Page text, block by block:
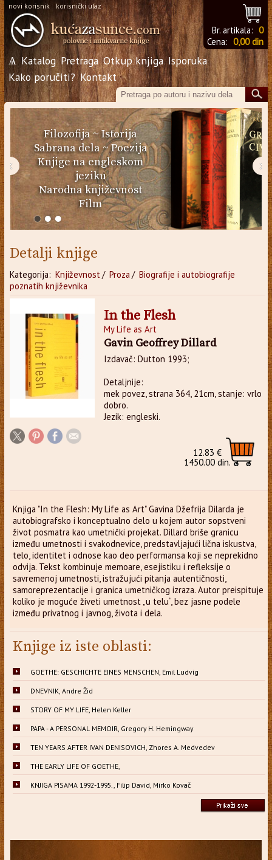
novi korisnik korisnički ulaz
Br. artikala: 0
Cena: 0,00 din
Ѧ Katalog Pretraga Otkup knjiga Isporuka
Kako poručiti? Kontakt
Filozofija~Istorija
Sabrana dela~Poezija
Knjige na engleskom
jeziku
Narodna književnost
Film
‹ ›
Detalji knjige
Kategorija: Književnost/ Proza/ Biografije i autobiografije
poznatih književnika
In the Flesh
My Life as Art
Gavin Geoffrey Dillard
Izdavač: Dutton 1993;
Detaljnije:
mek povez, strana 364, 21cm, stanje: vrlo
dobro.
Jezik: engleski.
12.83 €
1450.00 din.
Knjiga "In the Flesh: My Life as Art" Gavina Džefrija Dilarda je
autobiografsko i konceptualno delo u kojem autor sopstveni
život posmatra kao umetnički projekat. Dillard briše granicu
između umetnosti i svakodnevice, predstavljajući lična iskustva,
telo, identitet i odnose kao deo performansa koji se neprekidno
odvija. Tekst kombinuje memoare, esejistiku i refleksije o
savremenoj umetnosti, istražujući pitanja autentičnosti,
samoreprezentacije i granica umetničkog izraza. Autor preispituje
koliko je moguće živeti umetnost „u telu“, bez jasne podele
između privatnog i javnog, života i dela.
Knjige iz iste oblasti:
GOETHE: GESCHICHTE EINES MENSCHEN, Emil Ludvig
DNEVNIK, Andre Žid
STORY OF MY LIFE, Helen Keller
PAPA - A PERSONAL MEMOIR, Gregory H. Hemingway
TEN YEARS AFTER IVAN DENISOVICH, Zhores A. Medvedev
THE EARLY LIFE OF GOETHE,
KNJIGA PISAMA 1992-1995., Filip David, Mirko Kovač